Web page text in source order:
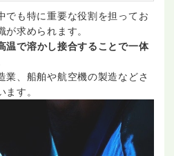
でも特に重要な役割を担ってお
が求められます。
温で溶かし接合することで一体
業、船舶や航空機の製造などさ
ます。